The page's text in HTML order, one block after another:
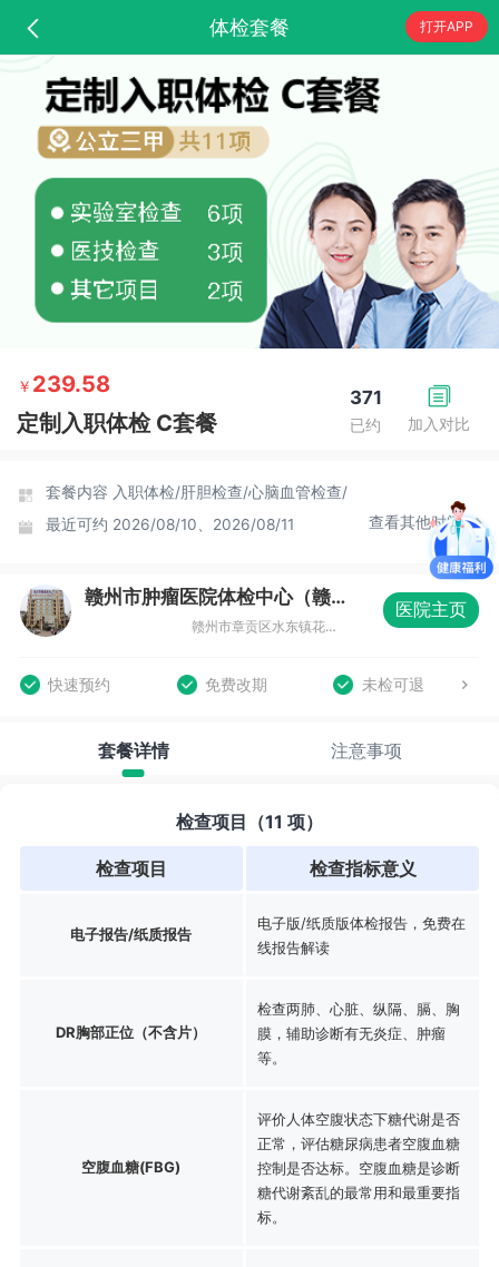
体检套餐 打开APP
加入对比
371
已约
￥ 239.58
定制入职体检 C套餐
套餐内容 入职体检/肝胆检查/心脑血管检查/
最近可约 2026/08/10、2026/08/11 查看其他时间
赣州市肿瘤医院体检中心（赣州市三六二医院）
赣州市章贡区水东镇花园前19号赣州市肿瘤医院门诊大楼四楼
医院主页
快速预约 免费改期 未检可退
套餐详情 注意事项
检查项目（11 项）
检查项目 检查指标意义
电子报告/纸质报告
电子版/纸质版体检报告，免费在
线报告解读
DR胸部正位（不含片）
检查两肺、心脏、纵隔、膈、胸
膜，辅助诊断有无炎症、肿瘤
等。
空腹血糖(FBG)
评价人体空腹状态下糖代谢是否
正常，评估糖尿病患者空腹血糖
控制是否达标。空腹血糖是诊断
糖代谢紊乱的最常用和最重要指
标。